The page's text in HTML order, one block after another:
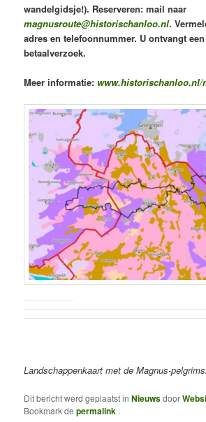
wandelgidsje!). Reserveren: mail naar
magnusroute@historischanloo.nl.
adres en telefoonnummer. U ontvangt
betaalverzoek.
Meer informatie: www.historischanloo.nl/
Landschappenkaart met de Magnus-
Dit bericht werd geplaatst inNieuwsdoor
Bookmark depermalink .